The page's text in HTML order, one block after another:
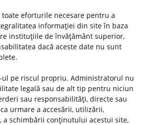
eforturile necesare pentru a
informaţiei din site în baza
instituţiile de învăţământ superior,
dacă aceste date nu sunt
ul pe riscul propriu. Administratorul nu
legală sau de alt tip pentru niciun
sau responsabilităţi, directe sau
urmare a accesării, utilizării,
a schimbării conţinutului acestui site,